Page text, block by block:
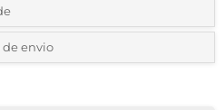
as cores do logotipo:
de envio